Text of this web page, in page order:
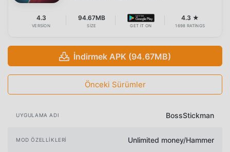
4.3
VERSION
94.67MB
SIZE GET IT ON
4.3 ★
1698 RATINGS
İndirmek APK (94.67MB)
Önceki Sürümler
UYGULAMA ADI BossStickman
MOD ÖZELLIKLERI Unlimited money/Hammer